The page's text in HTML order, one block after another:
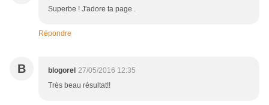
Superbe ! J'adore ta page .
Répondre
B blogorel 27/05/2016 12:35
Très beau résultat!!